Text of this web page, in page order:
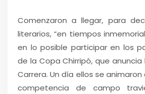
Comenzaron a llegar, para
literarios, “en tiempos
en lo posible participar en los
de la Copa Chirripó, que
Carrera. Un día ellos se
competencia de campo